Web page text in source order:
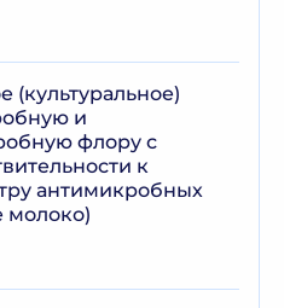
(культуральное)
и
флору с
к
антимикробных
молоко)